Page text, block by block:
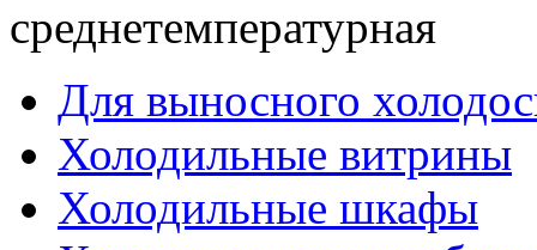
среднетемпературная
Для выносного
Холодильные витрины
Холодильные шкафы